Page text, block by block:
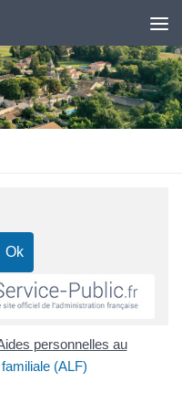
personnelles au
(ALF)